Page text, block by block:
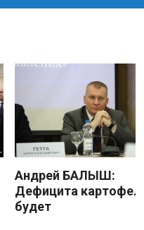
Андрей БАЛЫШ:
Дефицита
будет